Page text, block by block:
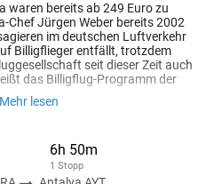
waren bereits ab 249 Euro zu
Chef Jürgen Weber bereits 2002
im deutschen Luftverkehr
Billigflieger entfällt, trotzdem
seit dieser Zeit auch
das Billigflug-Programm der
meist einen sehr niedrigen
kommen beim Lufthansa-
Mehr lesen
6h 50m
1 Stopp